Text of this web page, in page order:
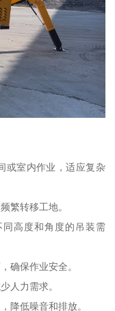
或室内作业，适应复杂
繁转移工地。
高度和角度的吊装需
确保作业安全。
人力需求。
降低噪音和排放。